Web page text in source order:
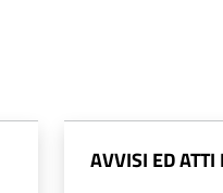
AVVISI ED ATTI